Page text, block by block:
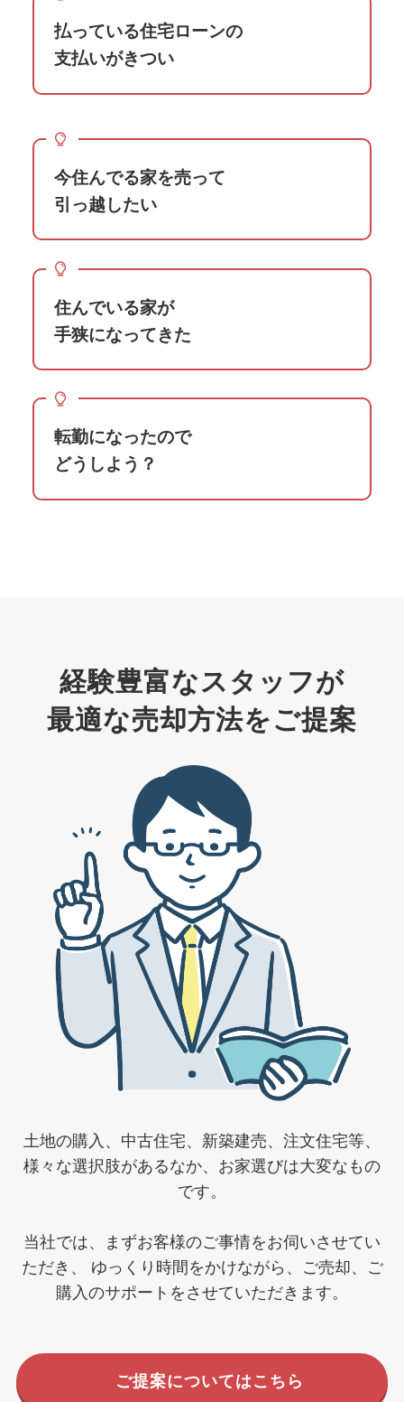
払っている住宅ローンの
支払いがきつい
今住んでる家を売って
引っ越したい
住んでいる家が
手狭になってきた
転勤になったので
どうしよう？
経験豊富なスタッフが
最適な売却方法をご提案
土地の購入、中古住宅、新築建売、注文住宅等、
様々な選択肢があるなか、お家選びは大変なもの
です。
当社では、まずお客様のご事情をお伺いさせてい
ただき、
ゆっくり時間をかけながら、ご売却、ご
購入のサポートをさせていただきます。
ご提案についてはこちら